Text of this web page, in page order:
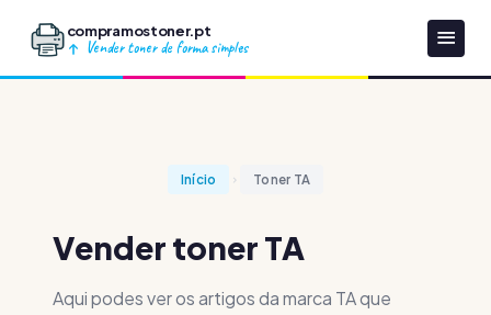
compramostoner.pt
Vender toner de forma simples
Início Toner TA
Vender toner TA
Aqui podes ver os artigos da marca TA que